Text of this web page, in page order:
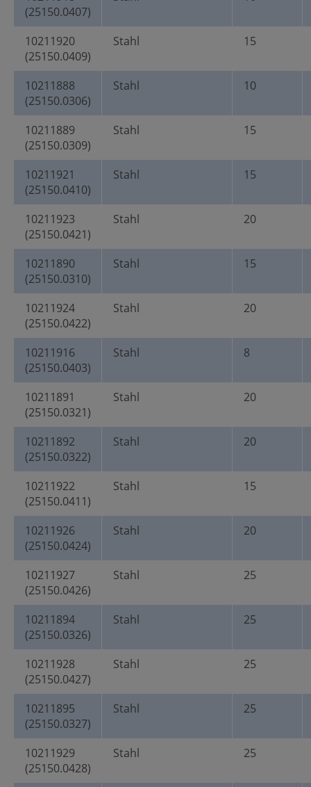
(25150.0407)
10211920
(25150.0409)
Stahl 15
10211888
(25150.0306)
Stahl 10
10211889
(25150.0309)
Stahl 15
10211921
(25150.0410)
Stahl 15
10211923
(25150.0421)
Stahl 20
10211890
(25150.0310)
Stahl 15
10211924
(25150.0422)
Stahl 20
10211916
(25150.0403)
Stahl 8
10211891
(25150.0321)
Stahl 20
10211892
(25150.0322)
Stahl 20
10211922
(25150.0411)
Stahl 15
10211926
(25150.0424)
Stahl 20
10211927
(25150.0426)
Stahl 25
10211894
(25150.0326)
Stahl 25
10211928
(25150.0427)
Stahl 25
10211895
(25150.0327)
Stahl 25
10211929
(25150.0428)
Stahl 25